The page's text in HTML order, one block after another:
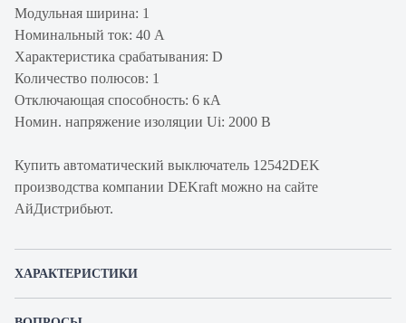
Модульная ширина: 1
Номинальный ток: 40 А
Характеристика срабатывания: D
Количество полюсов: 1
Отключающая способность: 6 кА
Номин. напряжение изоляции Ui: 2000 В
Купить автоматический выключатель 12542DEK
производства компании DEKraft можно на сайте
АйДистрибьют.
ХАРАКТЕРИСТИКИ